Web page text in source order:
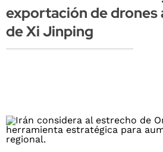
exportación de drones
de Xi Jinping